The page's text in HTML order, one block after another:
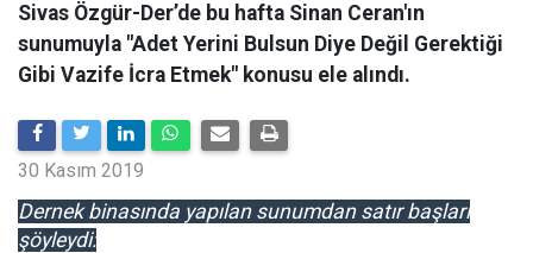
Sivas Özgür-Der’de bu hafta Sinan Ceran'ın
sunumuyla "Adet Yerini Bulsun Diye Değil Gerektiği
Gibi Vazife İcra Etmek" konusu ele alındı.
30 Kasım 2019
Dernek binasında yapılan sunumdan satır başları
şöyleydi: